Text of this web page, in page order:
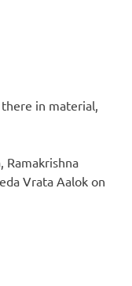
in material,
Ramakrishna
Vrata Aalok on